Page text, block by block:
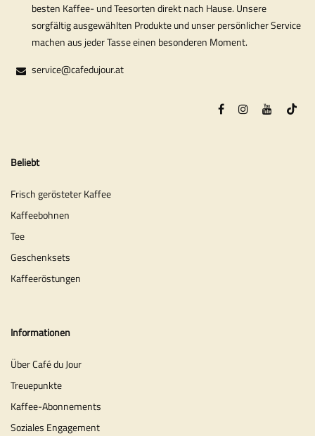
besten Kaffee- und Teesorten direkt nach Hause. Unsere
sorgfältig ausgewählten Produkte und unser persönlicher Service
machen aus jeder Tasse einen besonderen Moment.
service@cafedujour.at
Beliebt
Frisch gerösteter Kaffee
Kaffeebohnen
Tee
Geschenksets
Kaffeeröstungen
Informationen
Über Café du Jour
Treuepunkte
Kaffee-Abonnements
Soziales Engagement